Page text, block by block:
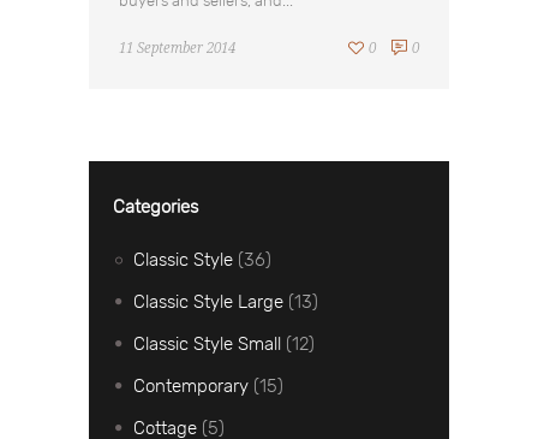
11 September 2014 0
0
Categories
Classic Style (36)
Classic Style Large (13)
Classic Style Small (12)
Contemporary (15)
Cottage (5)